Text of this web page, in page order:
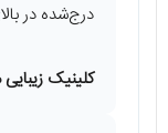
درج‌شده در
کلینیک